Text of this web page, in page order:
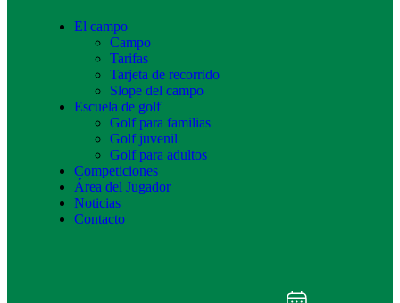
El campo
Campo
Tarifas
Tarjeta de recorrido
Slope del campo
Escuela de golf
Golf para familias
Golf juvenil
Golf para adultos
Competiciones
Área del Jugador
Noticias
Contacto